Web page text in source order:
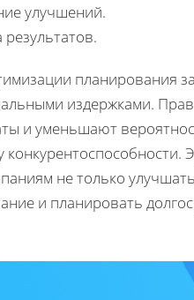
улучшений.
планирования
издержками.
и уменьшают
не только
и планировать